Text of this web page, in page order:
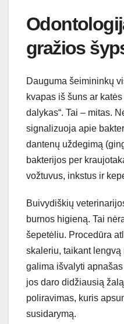
gražios
Dauguma šeimininkų
kvapas iš šuns ar
dalykas“. Tai – mitas.
signalizuoja apie
dantenų uždegimą
bakterijos per
vožtuvus, inkstus ir
Buivydiškių
burnos higieną. Tai
šepetėliu. Procedūra
skaleriu, taikant
galima išvalyti
jos daro didžiausią
poliravimas, kuris
susidarymą.